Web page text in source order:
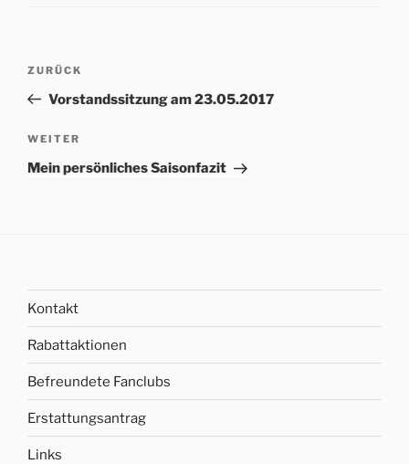
Beitrags-
Vorheriger
Beitrag
ZURÜCK
Vorstandssitzung am 23.05.2017
Nächster
Beitrag
WEITER
Mein persönliches Saisonfazit
Kontakt
Rabattaktionen
Befreundete Fanclubs
Erstattungsantrag
Links